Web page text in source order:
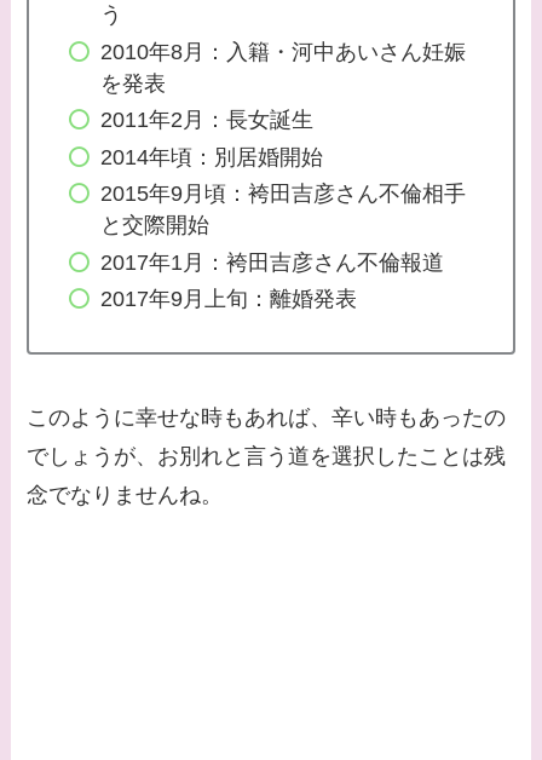
う
2010年8月：入籍・河中あいさん妊娠
を発表
2011年2月：長女誕生
2014年頃：別居婚開始
2015年9月頃：袴田吉彦さん不倫相手
と交際開始
2017年1月：袴田吉彦さん不倫報道
2017年9月上旬：離婚発表
このように幸せな時もあれば、辛い時もあったの
でしょうが、お別れと言う道を選択したことは残
念でなりませんね。